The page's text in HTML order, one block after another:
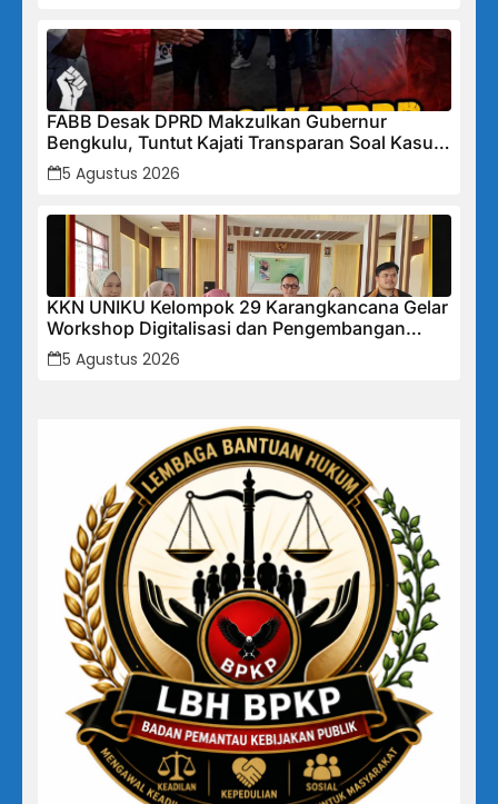
FABB Desak DPRD Makzulkan Gubernur
Bengkulu, Tuntut Kajati Transparan Soal Kasus
Mega Mall
5 Agustus 2026
KKN UNIKU Kelompok 29 Karangkancana Gelar
Workshop Digitalisasi dan Pengembangan
UMKM
5 Agustus 2026